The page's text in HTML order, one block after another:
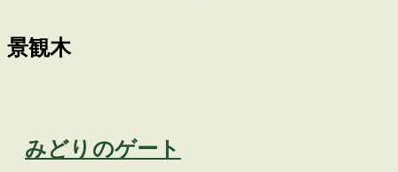
景観木
みどりのゲート